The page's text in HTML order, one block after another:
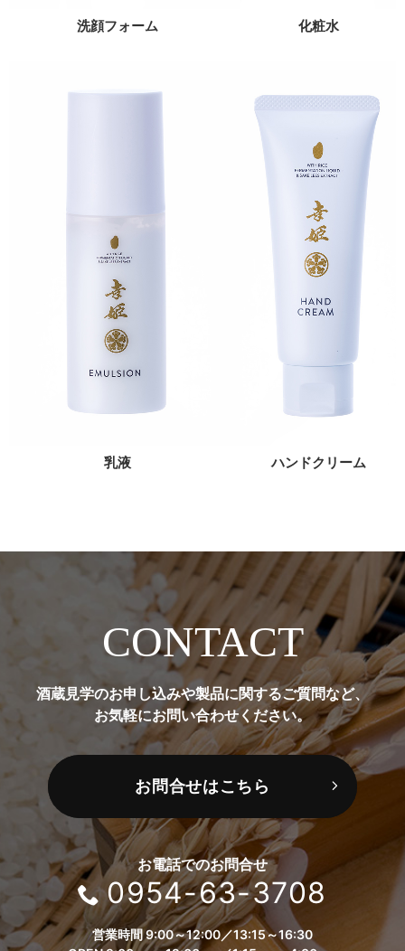
洗顔フォーム 化粧水
乳液 ハンドクリーム
CONTACT
酒蔵見学のお申し込みや製品に関するご質問など、
お気軽にお問い合わせください。
お問合せはこちら
お電話でのお問合せ
0954-63-3708
営業時間 9:00～12:00／13:15～16:30